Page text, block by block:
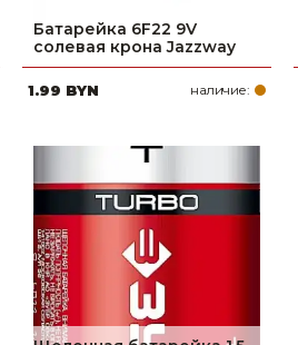
Батарейка 6F22 9V
солевая крона Jazzway
1.99 BYN наличие: